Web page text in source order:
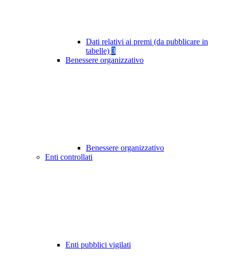
Dati relativi ai premi (da pubblicare in
tabelle) 3
Benessere organizzativo
Benessere organizzativo
Enti controllati
Enti pubblici vigilati